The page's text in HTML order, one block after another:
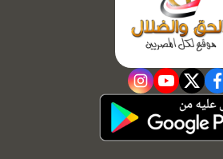
facebook
twitter
youtube
instagram